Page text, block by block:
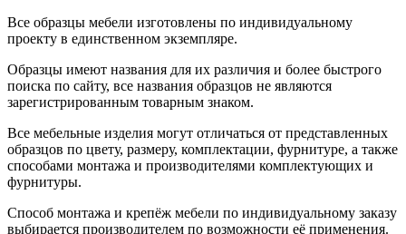
Все образцы мебели изготовлены по индивидуальному
проекту в единственном экземпляре.
Образцы имеют названия для их различия и более быстрого
поиска по сайту, все названия образцов не являются
зарегистрированным товарным знаком.
Все мебельные изделия могут отличаться от представленных
образцов по цвету, размеру, комплектации, фурнитуре, а также
способами монтажа и производителями комплектующих и
фурнитуры.
Способ монтажа и крепёж мебели по индивидуальному заказу
выбирается производителем по возможности её применения.